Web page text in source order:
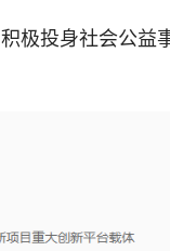
积极投身社会公益